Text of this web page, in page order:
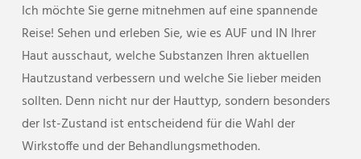
Ich möchte Sie gerne mitnehmen auf eine spannende
Reise! Sehen und erleben Sie, wie es AUF und IN Ihrer
Haut ausschaut, welche Substanzen Ihren aktuellen
Hautzustand verbessern und welche Sie lieber meiden
sollten. Denn nicht nur der Hauttyp, sondern besonders
der Ist-Zustand ist entscheidend für die Wahl der
Wirkstoffe und der Behandlungsmethoden.